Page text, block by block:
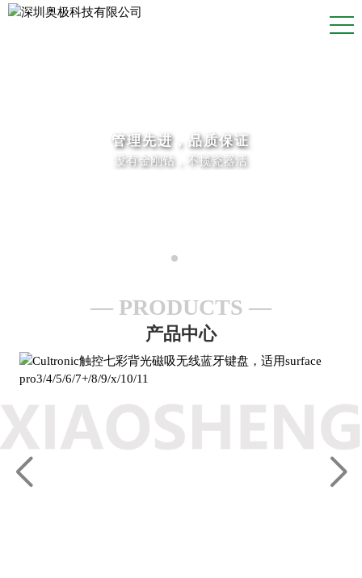
管理先进，品质保证
没有金刚钻，不揽瓷器活
PRODUCTS
产品中心